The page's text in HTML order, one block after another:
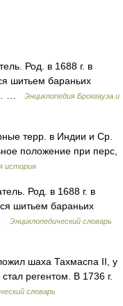
Род. в 1688 г. в
шитьем бараньих
…
Энциклопедия Брокгауза и
терр. в Индии и Ср.
положение при перс,
история
Род. в 1688 г. в
шитьем бараньих
Энциклопедический словарь
шаха Тахмаспа II, у
регентом. В 1736 г.
словарь